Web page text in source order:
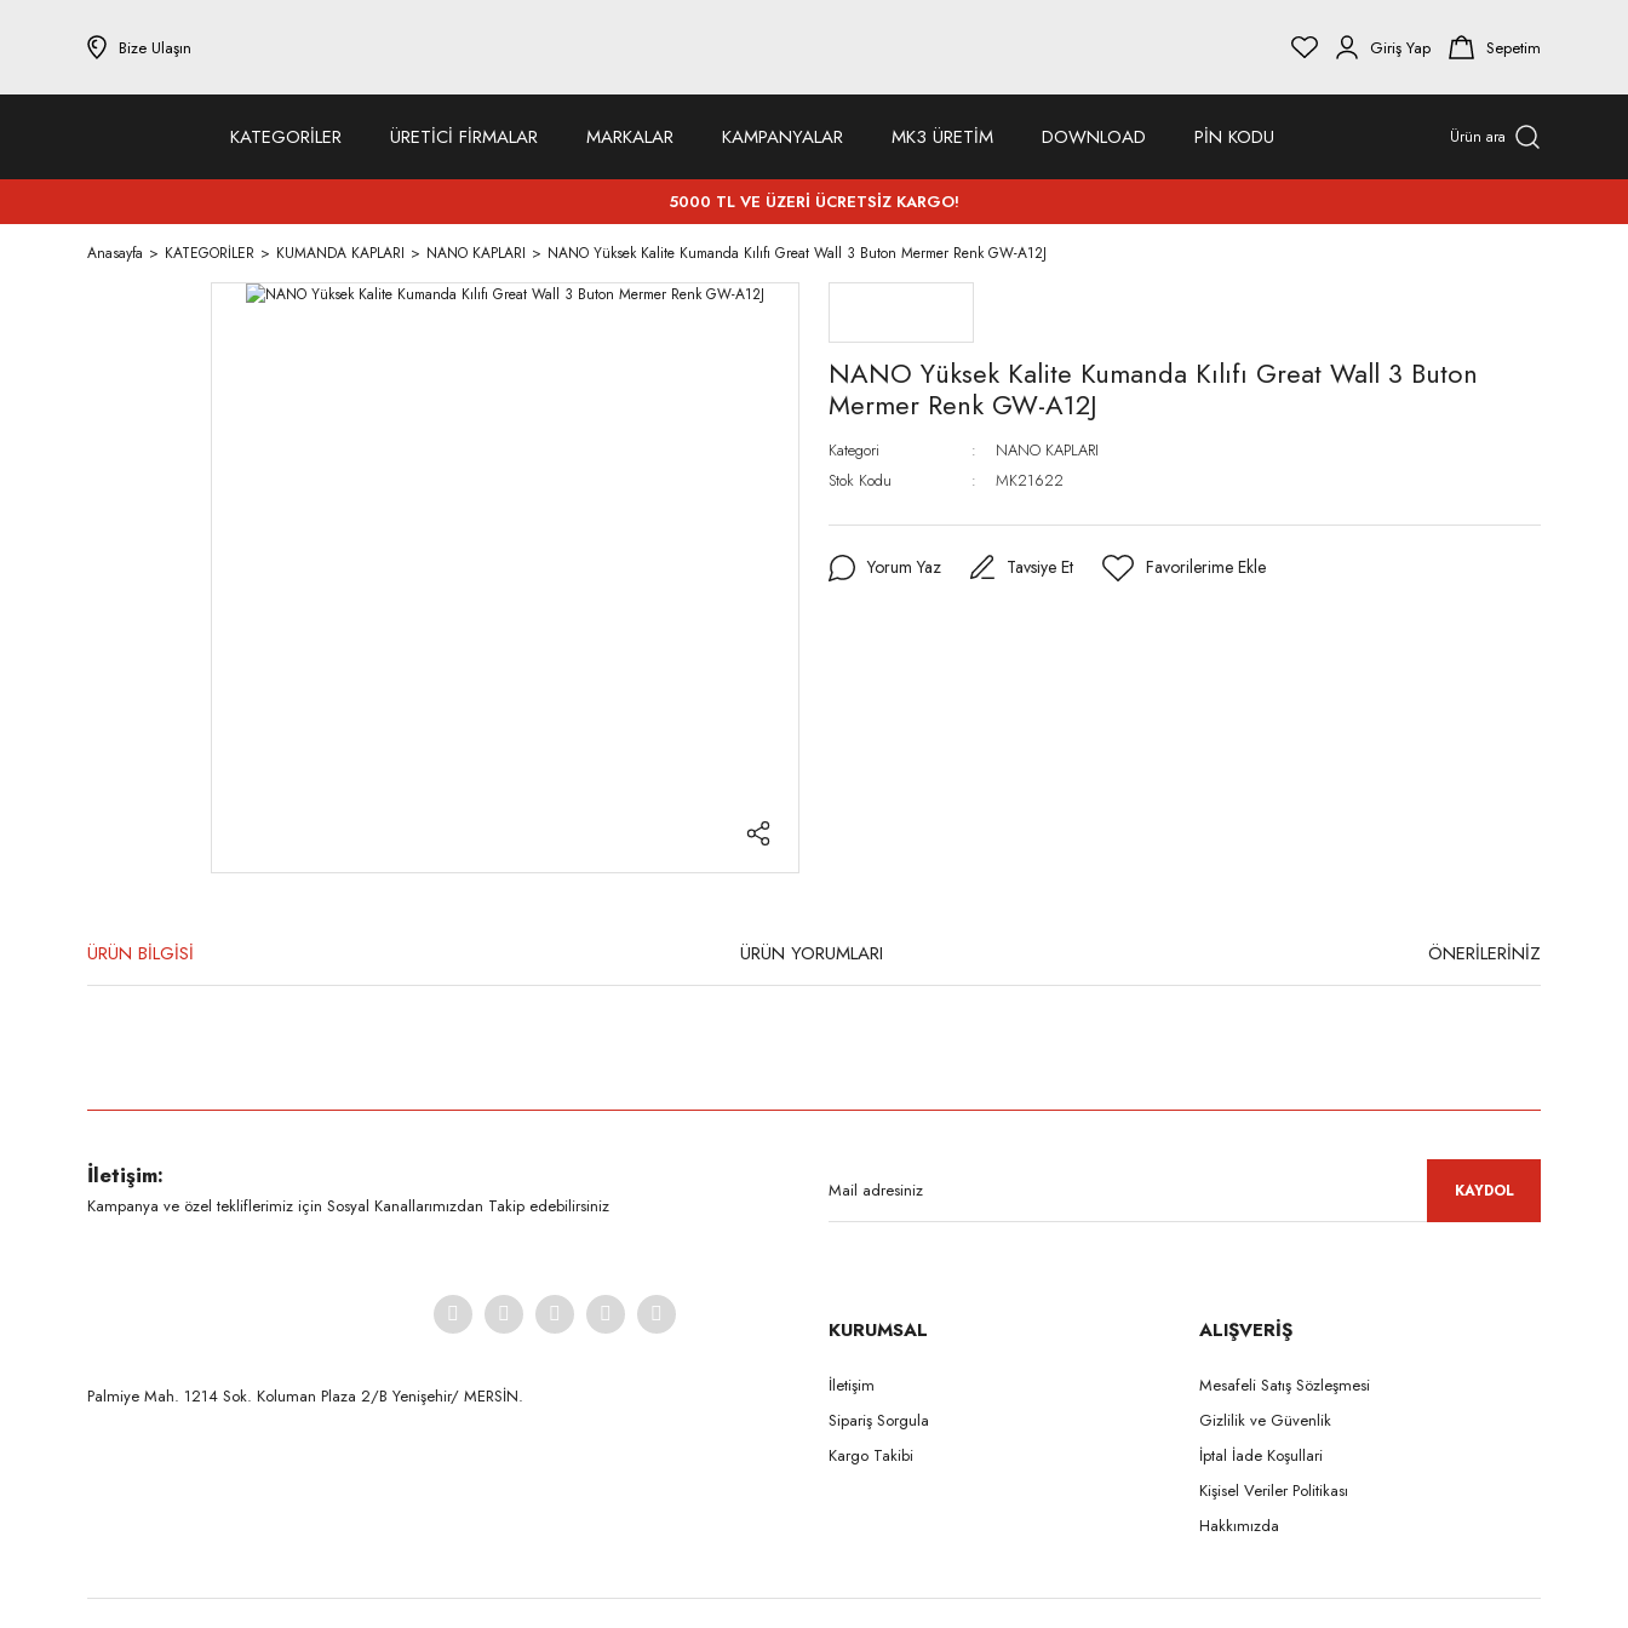
Bize Ulaşın Giriş Yap Sepetim
KATEGORİLER ÜRETİCİ FİRMALAR MARKALAR KAMPANYALAR MK3 ÜRETİM DOWNLOAD PİN KODU Ürün ara
5000 TL VE ÜZERİ ÜCRETSİZ KARGO!
Anasayfa KATEGORİLER KUMANDA KAPLARI NANO KAPLARI NANO Yüksek Kalite Kumanda Kılıfı Great Wall 3 Buton Mermer Renk GW-A12J
NANO Yüksek Kalite Kumanda Kılıfı Great Wall 3 Buton
Mermer Renk GW-A12J
Kategori
NANO KAPLARI
Stok Kodu
MK21622
Yorum Yaz Tavsiye Et
ÜRÜN BİLGİSİ ÜRÜN YORUMLARI ÖNERİLERİNİZ
Ürün açıklamasında eksik bilgiler bulunuyor.
Ürün bilgilerinde hatalar bulunuyor.
İletişim:
Kampanya ve özel tekliflerimiz için Sosyal Kanallarımızdan Takip edebilirsiniz
KAYDOL
Palmiye Mah. 1214 Sok. Koluman Plaza 2/B Yenişehir/ MERSİN.ㅤㅤㅤㅤㅤㅤㅤㅤㅤㅤㅤㅤㅤㅤㅤㅤㅤㅤㅤㅤㅤㅤㅤㅤㅤㅤㅤㅤㅤㅤㅤㅤㅤㅤㅤ ㅤㅤㅤㅤㅤㅤㅤㅤㅤㅤ
KURUMSAL
İletişim
Sipariş Sorgula
Kargo Takibi
ALIŞVERİŞ
Mesafeli Satış Sözleşmesi
Gizlilik ve Güvenlik
İptal İade Koşullari
Kişisel Veriler Politikası
Hakkımızda